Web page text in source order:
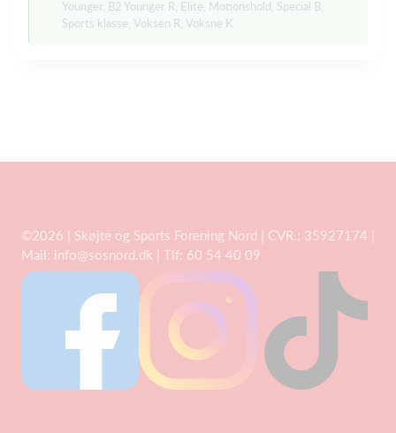
Younger, B2 Younger R, Elite, Motionshold, Special B,
Sports klasse, Voksen R, Voksne K
©2026 | Skøjte og Sports Forening Nord | CVR.: 35927174 |
Mail: info@sosnord.dk | Tlf: 60 54 40 09